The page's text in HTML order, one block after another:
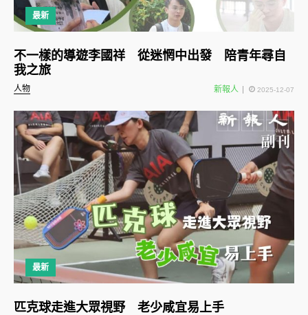
最新
人物
不一樣的導遊李國祥 從迷惘中出發 陪青年尋自
我之旅
新報人 2025-12-07
最新
匹克球走進大眾視野 老少咸宜易上手